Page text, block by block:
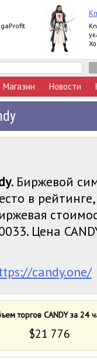
Магазин Новости
. Биржевой
в
Цена
candy.one/
торгов CANDY за 24
$21 776